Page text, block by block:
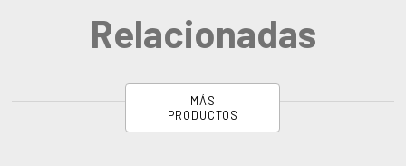
Relacionadas
MÁS
PRODUCTOS